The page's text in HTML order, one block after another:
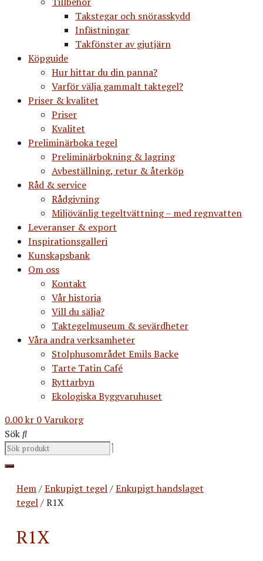
Takstegar och snörasskydd
Infästningar
Takfönster av gjutjärn
Köpguide
Hur hittar du din panna?
Varför välja gammalt taktegel?
Priser & kvalitet
Priser
Kvalitet
Preliminärboka tegel
Preliminärbokning & lagring
Avbeställning, retur & återköp
Råd & service
Rådgivning
Miljövänlig tegeltvättning – med regnvatten
Leveranser & export
Inspirationsgalleri
Kunskapsbank
Om oss
Kontakt
Vår historia
Vill du sälja?
Taktegelmuseum & sevärdheter
Våra andra verksamheter
Stolphusområdet Emils Backe
Tarte Tatin Café
Ryttarbyn
Ekologiska Byggvaruhuset
0.00kr 0Varukorg
Sök
Hem/Enkupigt tegel/Enkupigt handslaget
tegel/ R1X
R1X